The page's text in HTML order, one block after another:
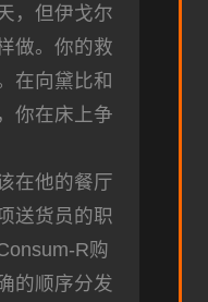
，但伊戈尔
做。你的救
在向黛比和
你在床上争
在他的餐厅
送货员的职
R购
的顺序分发